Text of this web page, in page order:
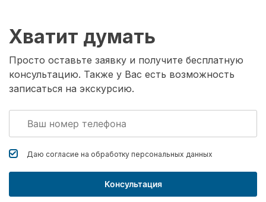
Хватит думать
Просто оставьте заявку и получите бесплатную
консультацию. Также у Вас есть возможность
записаться на экскурсию.
Даю согласие на обработку персональных данных
Консультация